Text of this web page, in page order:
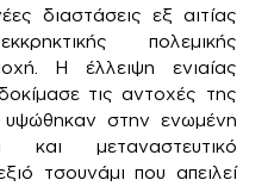
διαστάσεις εξ αιτίας
πολεμικής
Η έλλειψη ενιαίας
τις αντοχές της
υψώθηκαν στην ενωμένη
και μεταναστευτικό
τσουνάμι που απειλεί